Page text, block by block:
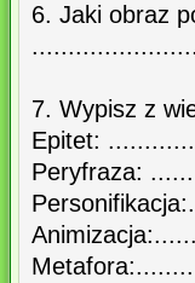
6. Jaki obraz
7. Wypisz z
Epitet:
Peryfraza: